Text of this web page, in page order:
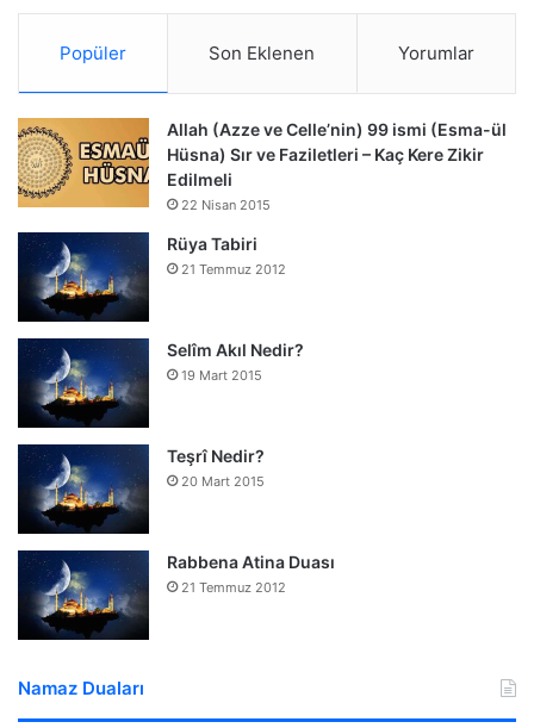
Popüler Son Eklenen Yorumlar
Allah (Azze ve Celle’nin) 99 ismi (Esma-ül
Hüsna) Sır ve Faziletleri – Kaç Kere Zikir
Edilmeli
22 Nisan 2015
Rüya Tabiri
21 Temmuz 2012
Selîm Akıl Nedir?
19 Mart 2015
Teşrî Nedir?
20 Mart 2015
Rabbena Atina Duası
21 Temmuz 2012
Namaz Duaları